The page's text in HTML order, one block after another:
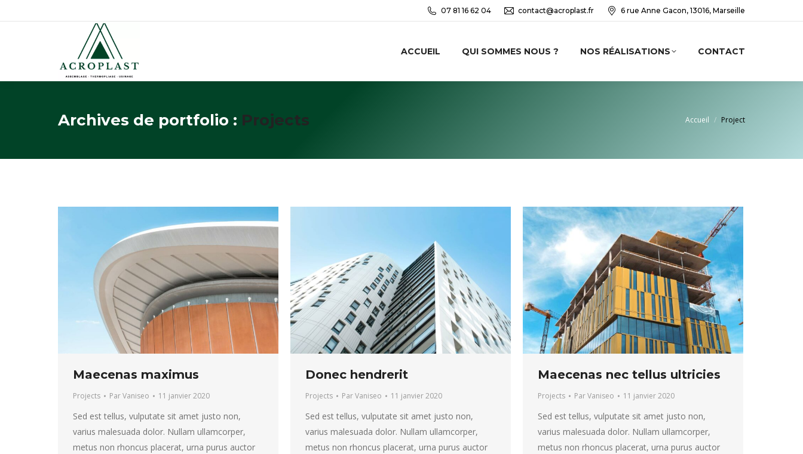
07 81 16 62 04 contact@acroplast.fr 6 rue Anne Gacon, 13016, Marseille
ACCUEIL QUI SOMMES NOUS ? NOS RÉALISATIONS CONTACT
Archives de portfolio : Projects Vous êtes ici :
Accueil Project
Maecenas maximus
Projects ParVaniseo 11 janvier 2020
Sed est tellus, vulputate sit amet justo non,
varius malesuada dolor. Nullam ullamcorper,
metus non rhoncus placerat, urna purus auctor
Donec hendrerit
Projects ParVaniseo 11 janvier 2020
Sed est tellus, vulputate sit amet justo non,
varius malesuada dolor. Nullam ullamcorper,
metus non rhoncus placerat, urna purus auctor
Maecenas nec tellus ultricies
Projects ParVaniseo 11 janvier 2020
Sed est tellus, vulputate sit amet justo non,
varius malesuada dolor. Nullam ullamcorper,
metus non rhoncus placerat, urna purus auctor